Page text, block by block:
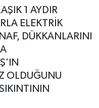
1 AYDIR
ELEKTRİK
DÜKKANLARINI
OLDUĞUNU